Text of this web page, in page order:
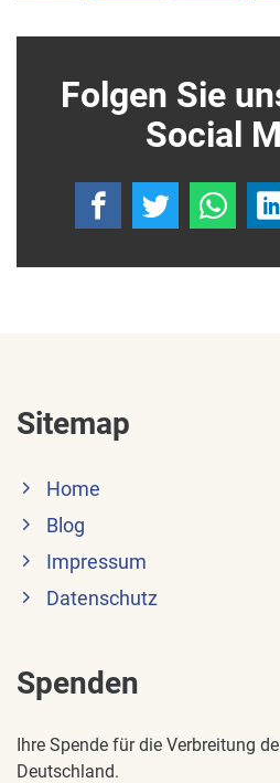
Folgen Sie
Social
Sitemap
Home
Blog
Impressum
Datenschutz
Spenden
Ihre Spende für die Verbreitung
Deutschland.